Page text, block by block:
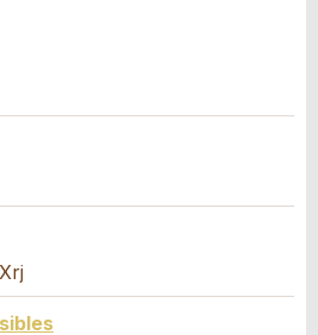
qualité une copie